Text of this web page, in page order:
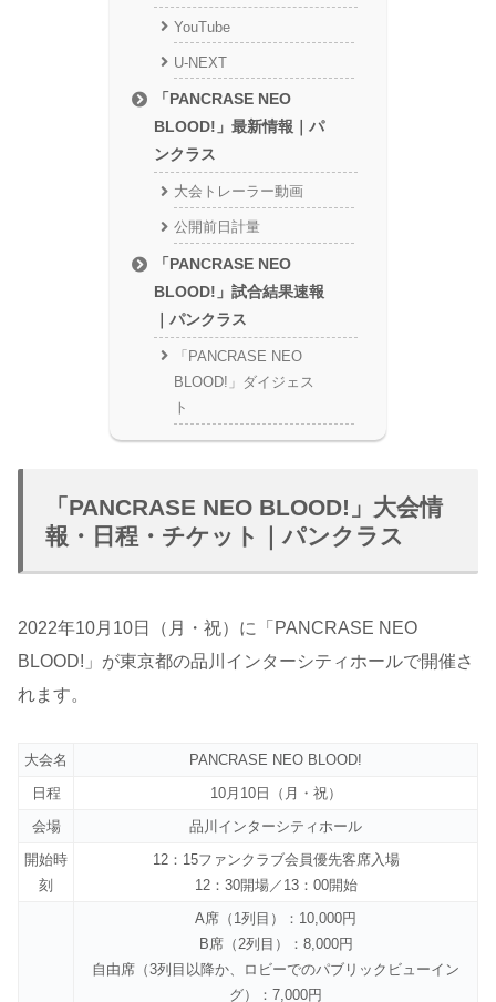
YouTube
U-NEXT
「PANCRASE NEO
BLOOD!」最新情報｜パ
ンクラス
大会トレーラー動画
公開前日計量
「PANCRASE NEO
BLOOD!」試合結果速報
｜パンクラス
「PANCRASE NEO
BLOOD!」ダイジェス
ト
「PANCRASE NEO BLOOD!」大会情
報・日程・チケット｜パンクラス
2022年10月10日（月・祝）に「PANCRASE NEO
BLOOD!」が東京都の品川インターシティホールで開催さ
れます。
大会名
PANCRASE NEO BLOOD!
日程
10月10日（月・祝）
会場
品川インターシティホール
開始時
刻
12：15ファンクラブ会員優先客席入場
12：30開場／13：00開始
A席（1列目）：10,000円
B席（2列目）：8,000円
自由席（3列目以降か、ロビーでのパブリックビューイン
グ）：7,000円